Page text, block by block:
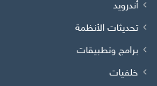
أندرويد
تحديثات الأنظمة
برامج وتطبيقات
خلفيات